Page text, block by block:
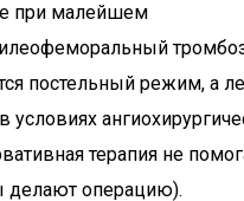
при малейшем
постельный режим, а
условиях
терапия не
делают операцию).